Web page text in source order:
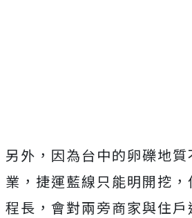
另外，因為台中的卵礫地
業，捷運藍線只能明開挖
程長，會對兩旁商家與住